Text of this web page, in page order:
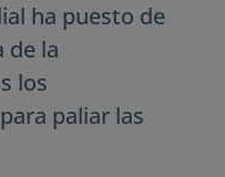
ha puesto de
de la
los
paliar las